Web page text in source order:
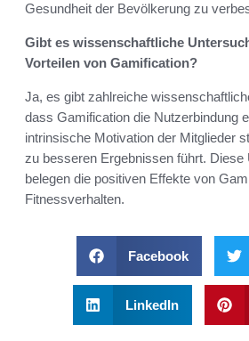
Gesundheit der Bevölkerung zu
Gibt es wissenschaftliche
Vorteilen von Gamification?
Ja, es gibt zahlreiche
dass Gamification die Nutzerbindung
intrinsische Motivation der Mitglieder
zu besseren Ergebnissen führt. Diese
belegen die positiven Effekte von
Fitnessverhalten.
Facebook
LinkedIn